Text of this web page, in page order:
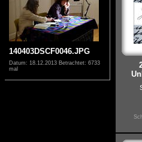
140403DSCF0046.JPG
Datum: 18.12.2013 Betrachtet: 6733
mal